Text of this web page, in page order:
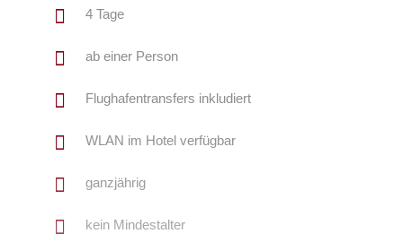
4 Tage
ab einer Person
Flughafentransfers inkludiert
WLAN im Hotel verfügbar
ganzjährig
kein Mindestalter